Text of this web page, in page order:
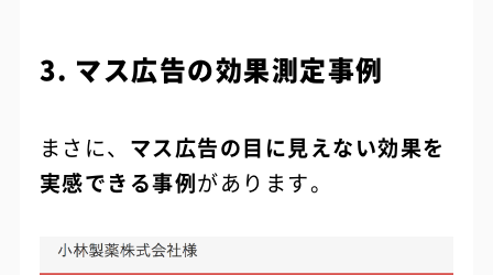
3. マス広告の効果測定事例
まさに、 マス広告の目に見えない効果を
実感できる事例があります。